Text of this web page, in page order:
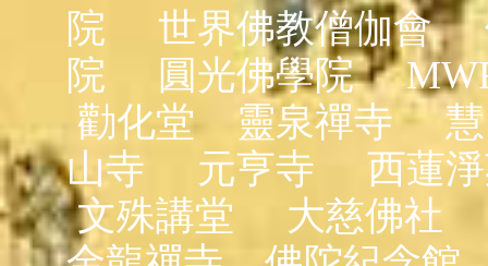
院
世界佛教僧伽會
院
圓光佛學院
勸化堂
靈泉禪寺
山寺
元亨寺
西蓮
文殊講堂
大慈佛社